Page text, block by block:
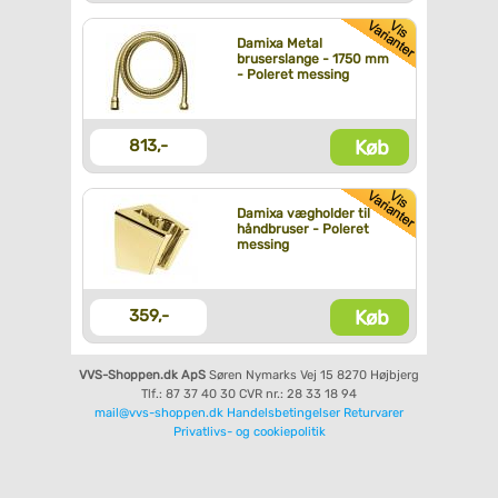
Damixa Metal
bruserslange - 1750 mm
- Poleret messing
813,- Køb
Damixa vægholder til
håndbruser - Poleret
messing
359,- Køb
VVS-Shoppen.dk ApS Søren Nymarks Vej 15 8270 Højbjerg
Tlf.: 87 37 40 30 CVR nr.: 28 33 18 94
mail@vvs-shoppen.dk Handelsbetingelser Returvarer
Privatlivs- og cookiepolitik